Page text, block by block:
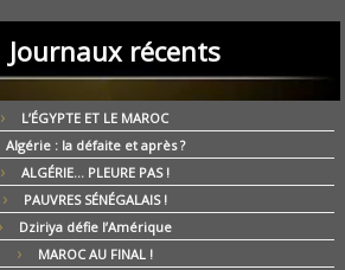
Journaux récents
L’ÉGYPTE ET LE MAROC
Algérie : la défaite et après ?
ALGÉRIE… PLEURE PAS !
PAUVRES SÉNÉGALAIS !
Dziriya défie l’Amérique
MAROC AU FINAL !